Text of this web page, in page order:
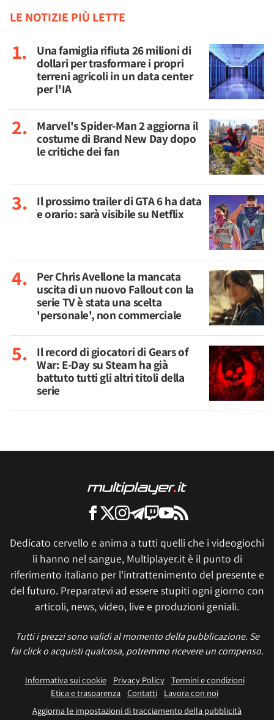
LE NOTIZIE PIÙ LETTE
Una famiglia rifiuta 26 milioni di
dollari per trasformare i propri
terreni agricoli in un data center
per l'IA
Marvel's Spider-Man 2 aggiorna il
costume di Brand New Day dopo
le critiche dei fan
Il prossimo trailer di GTA 6 ha data
e orario: sarà visibile su Netflix
Per Chris Avellone la mancata
uscita di un nuovo Fallout con la
serie TV è stata una scelta
'personale', non commerciale
Il record di giocatori di Gears of
War: E-Day su Steam ha già
battuto tutti gli altri titoli della
serie
Dedicato cervello e anima a tutti quelli che i videogiochi
li hanno nel sangue, Multiplayer.it è il punto di
riferimento italiano per l'intrattenimento del presente e
del futuro. Preparatevi ad essere stupiti ogni giorno con
articoli, news, video, live e produzioni geniali.
Tutti i prezzi sono validi al momento della pubblicazione. Se
fai click o acquisti qualcosa, potremmo ricevere un compenso.
Informativa sui cookie Privacy Policy
Termini e condizioni
Etica e trasparenza Contatti
Lavora con noi
Aggiorna le impostazioni di tracciamento della pubblicità